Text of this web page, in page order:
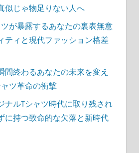
似じゃ物足りない人へ
が暴露するあなたの裏表無意
ティと現代ファッション格差
間終わるあなたの未来を変え
ツ革命の衝撃
ナルTシャツ時代に取り残され
に持つ致命的な欠落と新時代